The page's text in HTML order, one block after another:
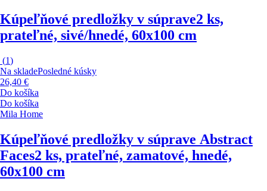
Kúpeľňové predložky v súprave2 ks,
prateľné, sivé/hnedé, 60x100 cm
(1)
Na skladePosledné kúsky
26,40 €
Do košíka
Do košíka
Mila Home
Kúpeľňové predložky v súprave Abstract
Faces2 ks, prateľné, zamatové, hnedé,
60x100 cm